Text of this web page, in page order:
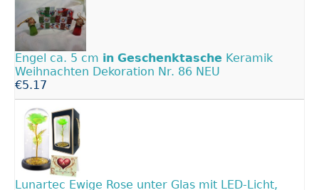
Engel ca. 5 cm in Geschenktasche Keramik
Weihnachten Dekoration Nr. 86 NEU
€5.17
Lunartec Ewige Rose unter Glas mit LED-Licht,